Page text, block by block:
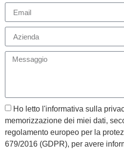
Ho letto l'informativa sulla
memorizzazione dei miei dati,
regolamento europeo per la
679/2016 (GDPR), per avere